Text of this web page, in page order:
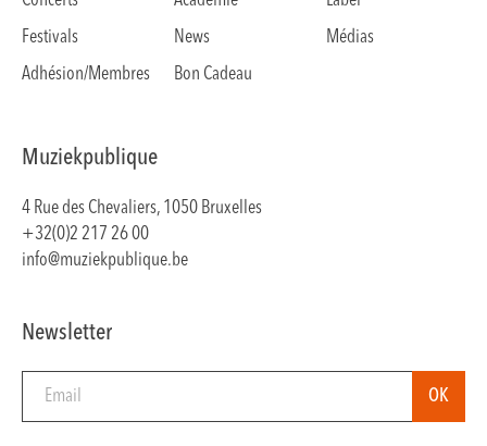
Festivals
News
Médias
Adhésion/Membres
Bon Cadeau
Muziekpublique
4 Rue des Chevaliers, 1050 Bruxelles
+32(0)2 217 26 00
info@muziekpublique.be
Newsletter